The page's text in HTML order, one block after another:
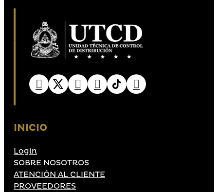
INICIO
Login
SOBRE NOSOTROS
ATENCIÓN AL CLIENTE
PROVEEDORES